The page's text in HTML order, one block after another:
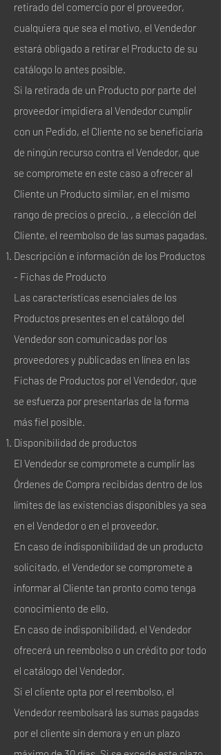
retirado del comercio por el proveedor,
cualquiera que sea el motivo, el Vendedor
estará obligado a retirar el Producto de su
catálogo lo antes posible.
Si la retirada de un Producto por parte del
proveedor impidiera al Vendedor cumplir
con un Pedido, el Cliente no se beneficiaría
de ningún recurso contra el Vendedor, que
se compromete en este caso a ofrecer al
Cliente un Producto similar, en el mismo
rango de precios o precio. , a elección del
Cliente, el reembolso de las sumas pagadas.
Descripción e información de los Productos
- Fichas de Producto
Las características esenciales de los
Productos presentes en el catálogo del
Vendedor son comunicadas por los
proveedores y publicadas en línea en las
Fichas de Productos por el Vendedor, que
se esfuerza por presentarlas de la forma
más fiel posible.
Disponibilidad de productos
El Vendedor se compromete a cumplir las
Órdenes de Compra recibidas dentro de los
límites de las existencias disponibles ya sea
en el Vendedor o en el proveedor.
En caso de indisponibilidad de un producto
solicitado, el Vendedor se compromete a
informar al Cliente tan pronto como tenga
conocimiento de ello.
En caso de indisponibilidad, el Vendedor
ofrecerá un reembolso o un crédito por todo
el catálogo del Vendedor.
Si el cliente opta por el reembolso, el
Vendedor reembolsará las sumas pagadas
por el cliente sin demora y en un plazo